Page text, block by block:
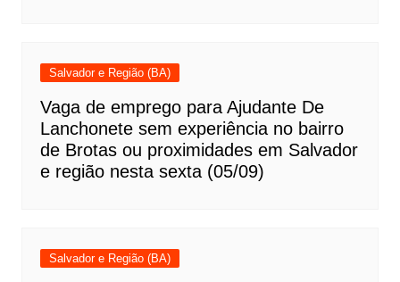
Salvador e Região (BA)
Vaga de emprego para Ajudante De
Lanchonete sem experiência no bairro
de Brotas ou proximidades em Salvador
e região nesta sexta (05/09)
Salvador e Região (BA)